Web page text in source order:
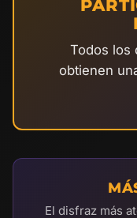
Todos los
obtienen
El disfraz más